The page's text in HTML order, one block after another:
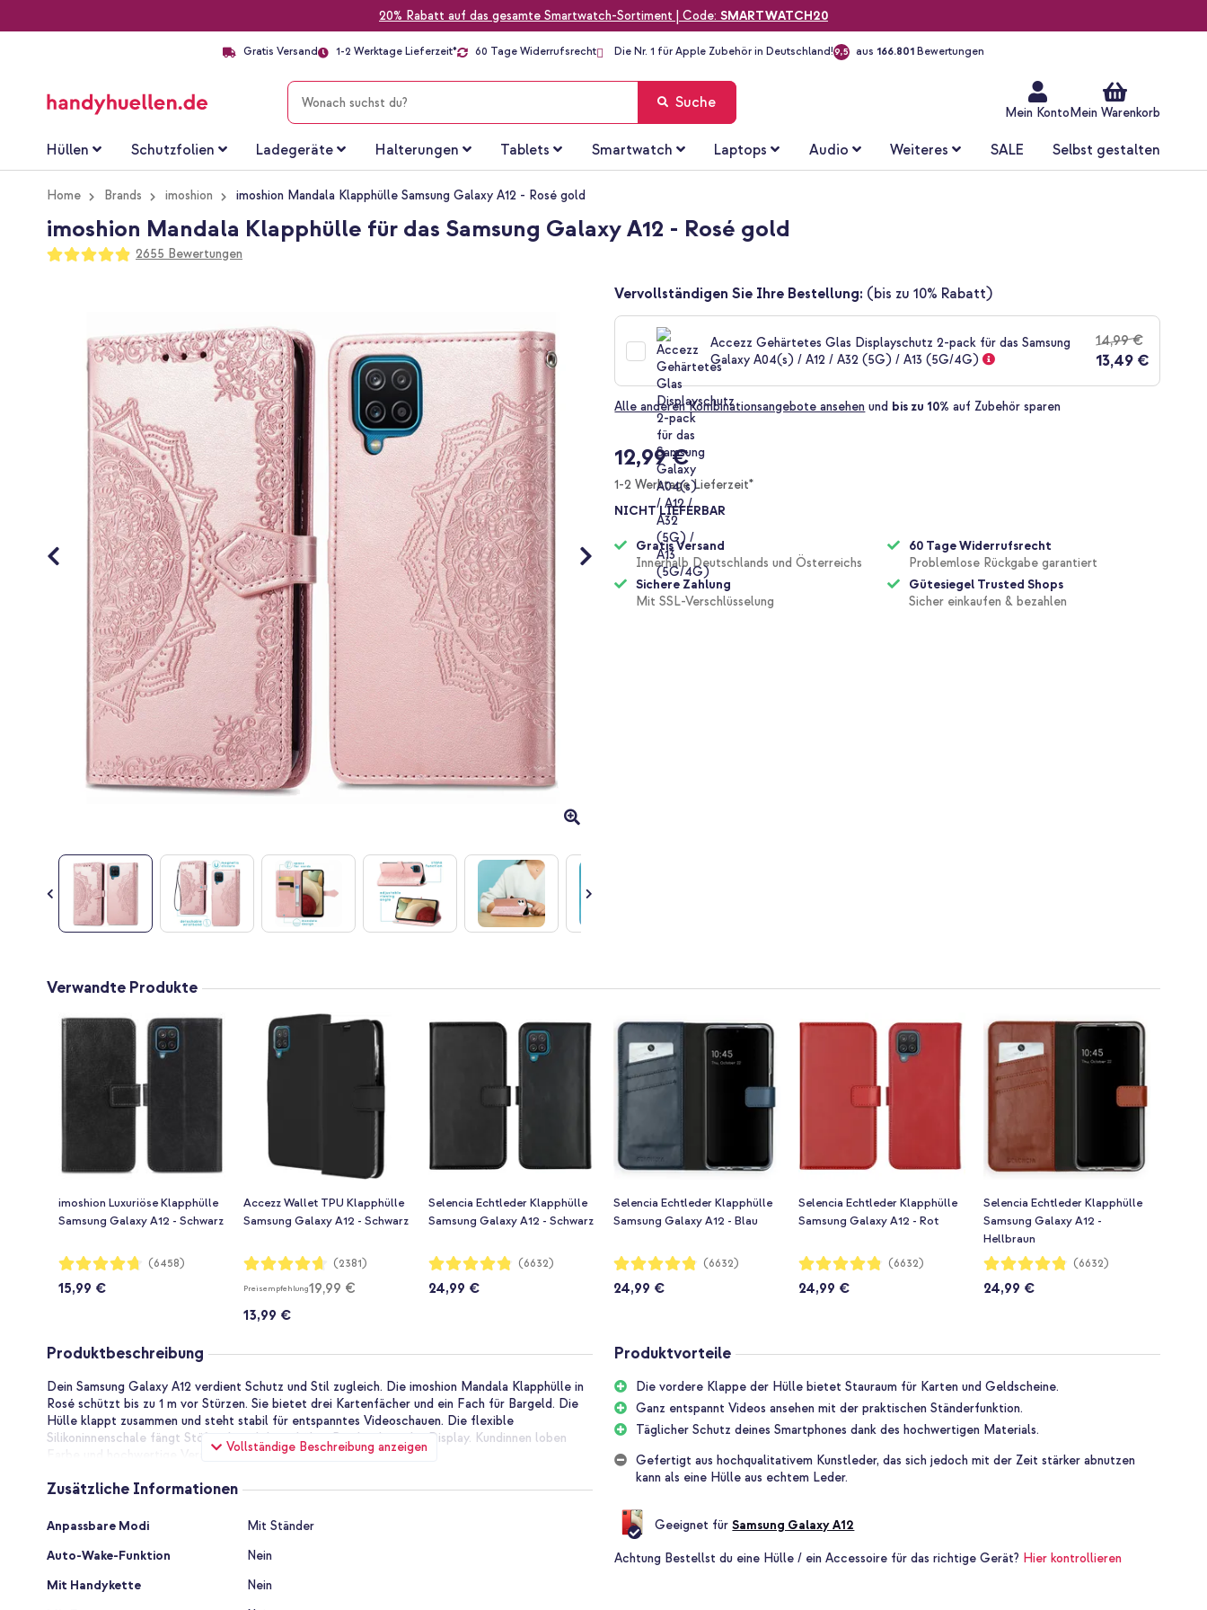
20% Rabatt auf das gesamte Smartwatch-Sortiment | Code: SMARTWATCH20
Gratis Versand 1-2 Werktage Lieferzeit* 60 Tage Widerrufsrecht Die Nr. 1 für Apple Zubehör in Deutschland!9,5 aus 166.801 Bewertungen
Mein Konto Mein Warenkorb
SUCHE Suche
Hüllen Schutzfolien Ladegeräte Halterungen Tablets Smartwatch Laptops Audio Weiteres SALE Selbst gestalten
Home Brands imoshion imoshion Mandala Klapphülle Samsung Galaxy A12 - Rosé gold
imoshion Mandala Klapphülle für das Samsung Galaxy A12 - Rosé gold
Bewertung:
97
100
2655 Bewertungen
Bildgalerie
springen
Anfang
der
Bildgalerie
springen
Vervollständigen Sie Ihre Bestellung: (bis zu 10% Rabatt)
Accezz Gehärtetes Glas Displayschutz 2-pack für das Samsung
Galaxy A04(s) / A12 / A32 (5G) / A13 (5G/4G)
14,99 €
13,49 €
Alle anderen Kombinationsangebote ansehen und bis zu 10% auf Zubehör sparen
12,99 €
1-2 Werktage Lieferzeit*
NICHT LIEFERBAR
Gratis Versand
Innerhalb Deutschlands und Österreichs
Sichere Zahlung
Mit SSL-Verschlüsselung
60 Tage Widerrufsrecht
Problemlose Rückgabe garantiert
Gütesiegel Trusted Shops
Sicher einkaufen & bezahlen
Verwandte Produkte
imoshion Luxuriöse Klapphülle
Samsung Galaxy A12 - Schwarz
Bewertung:
94%
(6458)
15,99 €
Accezz Wallet TPU Klapphülle
Samsung Galaxy A12 - Schwarz
Bewertung:
93%
(2381)
Preisempfehlung19,99 €
13,99 €
Selencia Echtleder Klapphülle
Samsung Galaxy A12 - Schwarz
Bewertung:
96%
(6632)
24,99 €
Selencia Echtleder Klapphülle
Samsung Galaxy A12 - Blau
Bewertung:
96%
(6632)
24,99 €
Selencia Echtleder Klapphülle
Samsung Galaxy A12 - Rot
Bewertung:
96%
(6632)
24,99 €
Selencia Echtleder Klapphülle
Samsung Galaxy A12 -
Hellbraun
Bewertung:
96%
(6632)
24,99 €
Produktbeschreibung
Vollständige Beschreibung anzeigen
Dein Samsung Galaxy A12 verdient Schutz und Stil zugleich. Die imoshion Mandala Klapphülle in
Rosé schützt bis zu 1 m vor Stürzen. Sie bietet drei Kartenfächer und ein Fach für Bargeld. Die
Hülle klappt zusammen und steht stabil für entspanntes Videoschauen. Die flexible
Silikoninnenschale fängt Stöße ab und der erhöhte Rand sichert das Display. Kundinnen loben
Farbe und hochwertige Verarbeitung.
Die Vorteile der imoshion Mandala Klapphülle:
Vordere Klappe mit drei Kartenfächern und einem Geldscheinfach, so hast du Karten und
zu 1 m
Produktvorteile
Die vordere Klappe der Hülle bietet Stauraum für Karten und Geldscheine.
Ganz entspannt Videos ansehen mit der praktischen Ständerfunktion.
Täglicher Schutz deines Smartphones dank des hochwertigen Materials.
Gefertigt aus hochqualitativem Kunstleder, das sich jedoch mit der Zeit stärker abnutzen
kann als eine Hülle aus echtem Leder.
Geeignet fürSamsung Galaxy A12
Achtung Bestellst du eine Hülle / ein Accessoire für das richtige Gerät? Hier kontrollieren
Zusätzliche Informationen
Zusätzliche
Anpassbare Modi
Mit Ständer
Auto-Wake-Funktion
Nein
Mit Handykette
Nein